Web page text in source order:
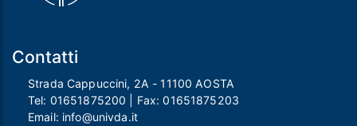
Contatti
Strada Cappuccini, 2A - 11100 AOSTA
Tel: 01651875200 | Fax:01651875203
Email: info@univda.it